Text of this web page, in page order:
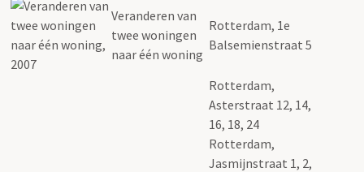
Veranderen van
twee woningen
naar één woning
Rotterdam, 1e
Balsemienstraat 5
Rotterdam,
Asterstraat 12, 14,
16, 18, 24
Rotterdam,
Jasmijnstraat 1, 2,